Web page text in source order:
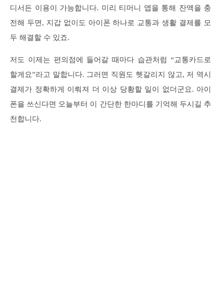
디서든 이용이 가능합니다. 미리 티머니 앱을 통해 잔액을 충
전해 두면, 지갑 없이도 아이폰 하나로 교통과 생활 결제를 모
두 해결할 수 있죠.
저도 이제는 편의점에 들어갈 때마다 습관처럼 “교통카드로
할게요”라고 말합니다. 그러면 직원도 헷갈리지 않고, 저 역시
결제가 정확하게 이뤄져 더 이상 당황할 일이 없더군요. 아이
폰을 쓰신다면 오늘부터 이 간단한 한마디를 기억해 두시길 추
천합니다.